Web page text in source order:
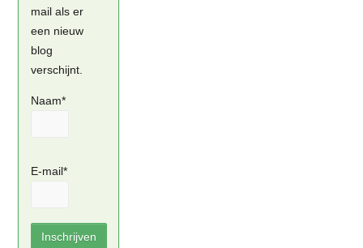
mail als er
een nieuw
blog
verschijnt.
Naam*
E-mail*